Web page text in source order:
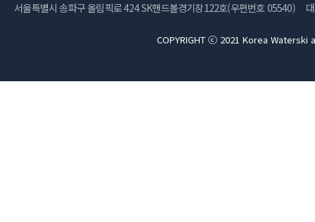
서울특별시 송파구 올림픽로 424 SK핸드볼경기장122호(우편번호 05540)
COPYRIGHT ⓒ 2021 Korea Waterski